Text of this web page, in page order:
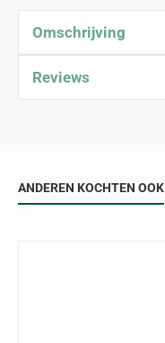
Omschrijving
Reviews
ANDEREN KOCHTEN OOK